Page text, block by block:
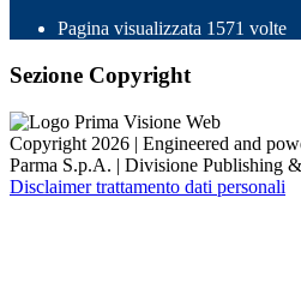
Pagina visualizzata 1571 volte
Sezione Copyright
Copyright 2026 | Engineered and
Parma S.p.A. | Divisione Publishing
Disclaimer trattamento dati personali